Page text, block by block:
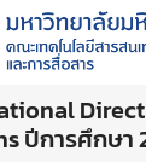
Direct
ปีการศึกษา